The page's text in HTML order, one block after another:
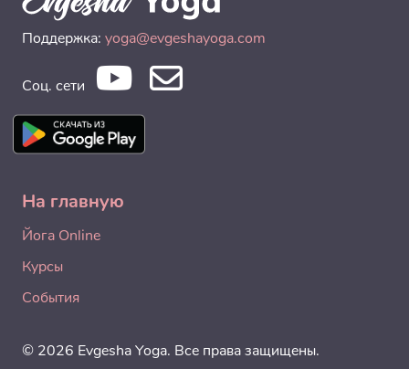
Поддержка: yoga@evgeshayoga.com
Соц. сети
На главную
Йога Online
Курсы
События
© 2026 Evgesha Yoga. Все права защищены.